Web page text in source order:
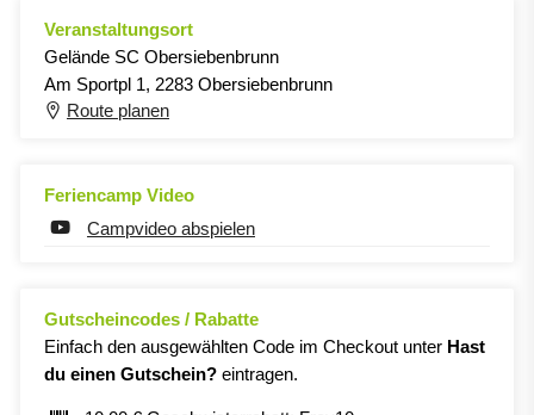
Veranstaltungsort
Gelände SC Obersiebenbrunn
Am Sportpl 1, 2283 Obersiebenbrunn
Route planen
Feriencamp Video
Campvideo abspielen
Gutscheincodes / Rabatte
Einfach den ausgewählten Code im Checkout unter Hast
du einen Gutschein? eintragen.